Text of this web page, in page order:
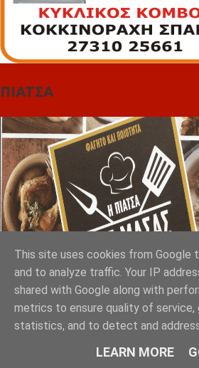
ΠΙΑΤΣΑ
Greek Exports Directory
This site uses cookies from Google
and to analyze traffic. Your IP
shared with Google along with
metrics to ensure quality of service,
statistics, and to detect and
LEARN MORE